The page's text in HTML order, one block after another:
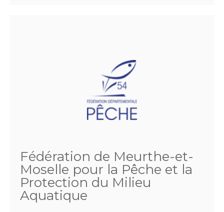
Fédération de Meurthe-et-
Moselle pour la Pêche et la
Protection du Milieu
Aquatique